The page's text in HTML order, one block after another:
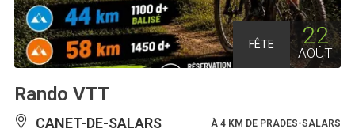
FÊTE 22
AOÛT
Rando VTT
CANET-DE-SALARS À 4 KM DE PRADES-SALARS